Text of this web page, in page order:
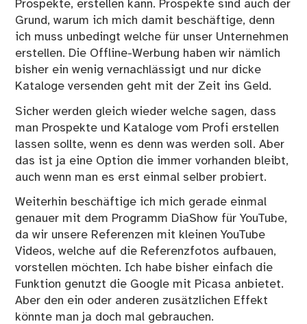
Prospekte, erstellen kann. Prospekte sind auch der
Grund, warum ich mich damit beschäftige, denn
ich muss unbedingt welche für unser Unternehmen
erstellen. Die Offline-Werbung haben wir nämlich
bisher ein wenig vernachlässigt und nur dicke
Kataloge versenden geht mit der Zeit ins Geld.
Sicher werden gleich wieder welche sagen, dass
man Prospekte und Kataloge vom Profi erstellen
lassen sollte, wenn es denn was werden soll. Aber
das ist ja eine Option die immer vorhanden bleibt,
auch wenn man es erst einmal selber probiert.
Weiterhin beschäftige ich mich gerade einmal
genauer mit dem Programm DiaShow für YouTube,
da wir unsere Referenzen mit kleinen YouTube
Videos, welche auf die Referenzfotos aufbauen,
vorstellen möchten. Ich habe bisher einfach die
Funktion genutzt die Google mit Picasa anbietet.
Aber den ein oder anderen zusätzlichen Effekt
könnte man ja doch mal gebrauchen.